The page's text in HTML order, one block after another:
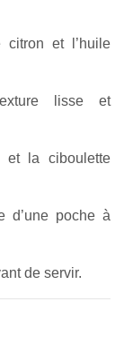
et l’huile
lisse et
et la ciboulette
d’une poche à
de servir.